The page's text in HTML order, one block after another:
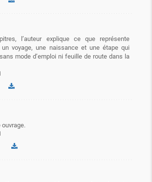
l’auteur explique ce que représente
un voyage, une naissance et une étape qui
mode d’emploi ni feuille de route dans la
ouvrage.